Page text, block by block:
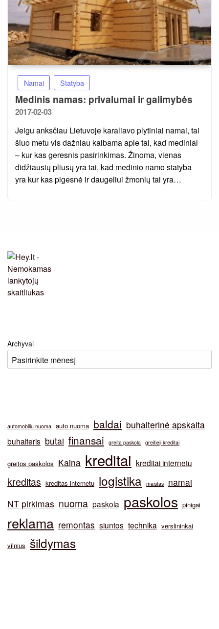
Namai Statyba
Medinis namas: privalumai ir galimybės
Posted
2017-02-03
Jeigu anksčiau Lietuvoje karaliavo plytiniai namai, tai
šiuo metu vis dažniau kalbama apie tai, kad mediniai
– kur kas geresnis pasirinkimas. Žinoma, vienas
didžiausių pliusų yra tai, kad medinio namo statyba
yra kur kas pigesnė ir daugeliui žmonių tai yra…
Archyvai
automobiliu nuoma auto nuoma baldai buhalterinė apskaita
buhalteris butai finansai greita paskola greitieji kreditai
greitos paskolos Kaina kreditai kreditai internetu
kreditas kreditas internetu logistika maistas
namai
NT pirkimas nuoma paskola paskolos pinigai
reklama remontas siuntos technika verslininkai
vilnius šildymas